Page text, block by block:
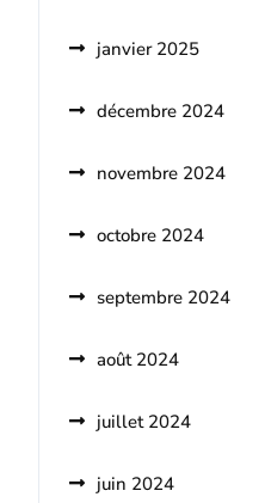
janvier 2025
décembre 2024
novembre 2024
octobre 2024
septembre 2024
août 2024
juillet 2024
juin 2024